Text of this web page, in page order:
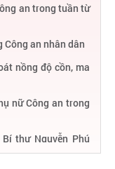
an trong tuần từ
an nhân dân
nồng độ cồn, ma
nữ Công an trong
thư Nguyễn Phú
nhân dân học tập,